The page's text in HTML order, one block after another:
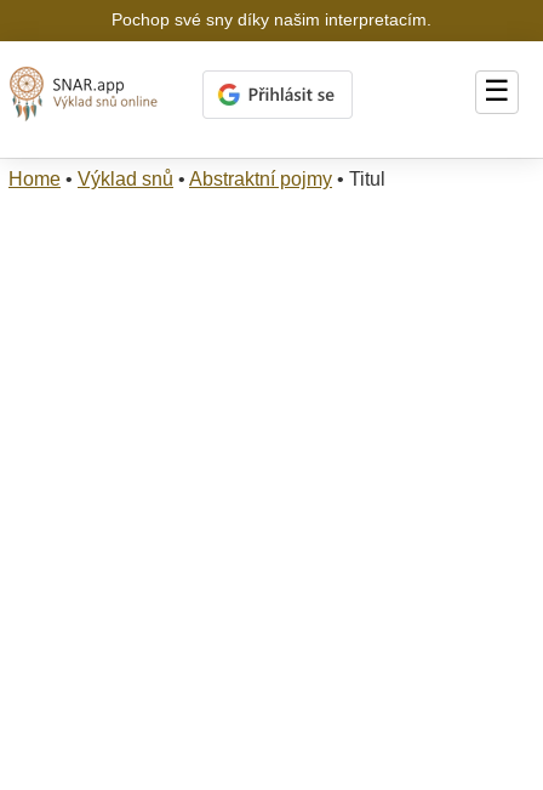
Pochop své sny díky našim interpretacím.
☰
Home • Výklad snů • Abstraktní pojmy • Titul